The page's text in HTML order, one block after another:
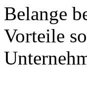
Belange
Vorteile